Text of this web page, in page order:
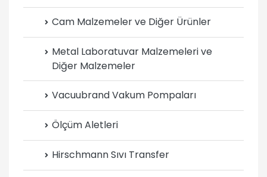
Cam Malzemeler ve Diğer Ürünler
Metal Laboratuvar Malzemeleri ve
Diğer Malzemeler
Vacuubrand Vakum Pompaları
Ölçüm Aletleri
Hirschmann Sıvı Transfer